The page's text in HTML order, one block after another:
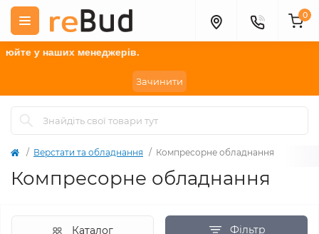
Зачинити
0
Верстати та обладнання Компресорне обладнання
Компресорне обладнання
Фільтр
Каталог